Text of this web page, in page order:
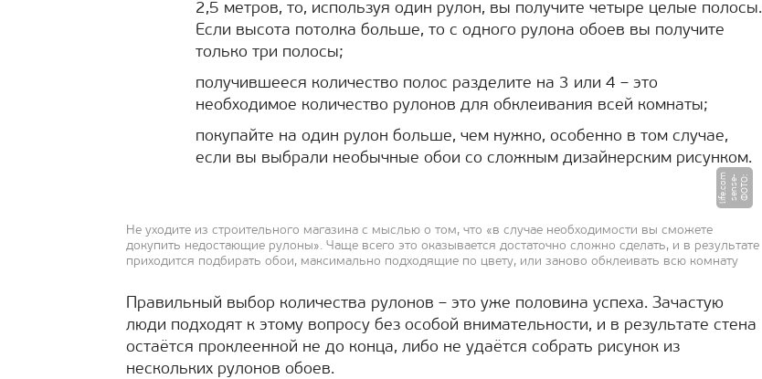
2,5 метров, то, используя один рулон, вы получите четыре целые полосы.
Если высота потолка больше, то с одного рулона обоев вы получите
только три полосы;
получившееся количество полос разделите на 3 или 4 – это
необходимое количество рулонов для обклеивания всей комнаты;
покупайте на один рулон больше, чем нужно, особенно в том случае,
если вы выбрали необычные обои со сложным дизайнерским рисунком.
Ф
О
Т
О
:
s
e
n
s
e
-
li
f
e.
c
o
m
Не уходите из строительного магазина с мыслью о том, что «в случае необходимости вы сможете
докупить недостающие рулоны». Чаще всего это оказывается достаточно сложно сделать, и в результате
приходится подбирать обои, максимально подходящие по цвету, или заново обклеивать всю комнату
Правильный выбор количества рулонов – это уже половина успеха. Зачастую
люди подходят к этому вопросу без особой внимательности, и в результате стена
остаётся проклеенной не до конца, либо не удаётся собрать рисунок из
нескольких рулонов обоев.